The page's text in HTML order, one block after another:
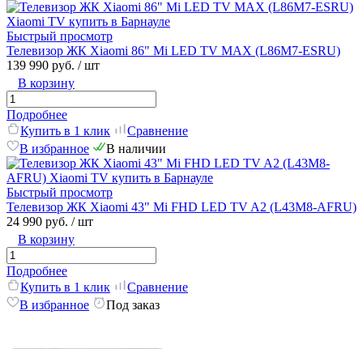
Быстрый просмотр
Телевизор ЖК Xiaomi 86" Mi LED TV MAX (L86M7-ESRU)
139 990 руб. / шт
В корзину
Подробнее
Купить в 1 клик
Сравнение
В избранное
В наличии
Быстрый просмотр
Телевизор ЖК Xiaomi 43" Mi FHD LED TV A2 (L43M8-AFRU)
24 990 руб. / шт
В корзину
Подробнее
Купить в 1 клик
Сравнение
В избранное
Под заказ